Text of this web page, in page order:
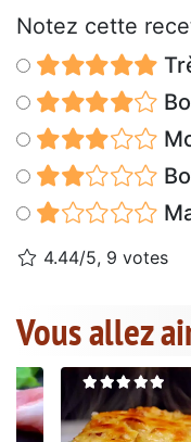
Notez cette
4.44/5, 9 votes
Vous allez